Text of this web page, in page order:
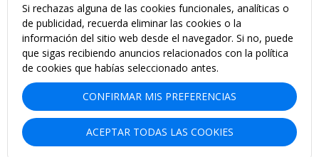
Si rechazas alguna de las cookies funcionales, analíticas o
de publicidad, recuerda eliminar las cookies o la
información del sitio web desde el navegador. Si no, puede
que sigas recibiendo anuncios relacionados con la política
de cookies que habías seleccionado antes.
CONFIRMAR MIS PREFERENCIAS
ACEPTAR TODAS LAS COOKIES